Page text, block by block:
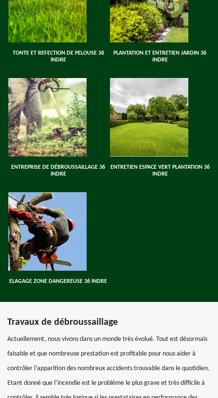
TONTE ET REFECTION DE PELOUSE 36
INDRE
PLANTATION ET ENTRETIEN JARDIN 36
INDRE
ENTREPRISE DE DÉBROUSSAILLAGE 36
INDRE
ENTRETIEN ESPACE VERT PLANTATION 36
INDRE
ELAGAGE ZONE DANGEREUSE 36 INDRE
Travaux de débroussaillage
Actuellement, nous vivons dans un monde très évolué. Tout est désormais
faisable et que nombreuse prestation est profitable pour nous aider à
contrôler l’apparition des nombreux accidents trouvable dans le quotidien.
Etant donné que l’incendie est le problème le plus grave et très difficile à